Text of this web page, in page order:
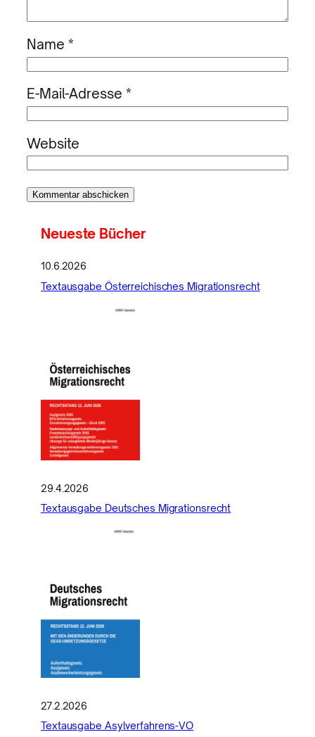
Name *
E-Mail-Adresse *
Website
Neueste Bücher
10.6.2026
Textausgabe Österreichisches Migrationsrecht
29.4.2026
Textausgabe Deutsches Migrationsrecht
27.2.2026
Textausgabe Asylverfahrens-VO